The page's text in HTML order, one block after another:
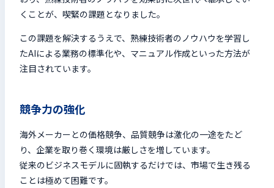
くことが、喫緊の課題となりました。
この課題を解決するうえで、熟練技術者のノウハウを学習し
たAIによる業務の標準化や、マニュアル作成といった方法が
注目されています。
競争力の強化
海外メーカーとの価格競争、品質競争は激化の一途をたど
り、企業を取り巻く環境は厳しさを増しています。
従来のビジネスモデルに固執するだけでは、市場で生き残る
ことは極めて困難です。